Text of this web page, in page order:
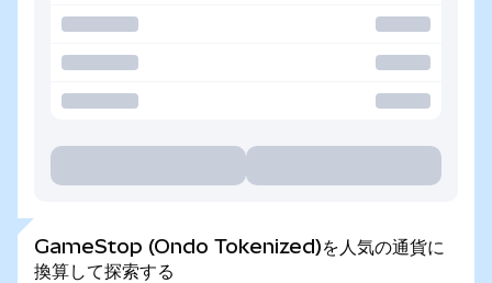
GameStop (Ondo Tokenized)を人気の通貨に
換算して探索する